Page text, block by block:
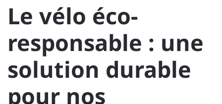
Le vélo éco-
responsable : une
solution durable
pour nos